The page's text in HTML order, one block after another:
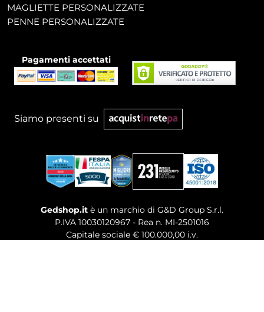
MAGLIETTE PERSONALIZZATE
PENNE PERSONALIZZATE
Pagamenti accettati
Siamo presenti su
Gedshop.it è un marchio di G&D Group S.r.l.
P.IVA 10030120967 - Rea n. MI-2501016
Capitale sociale € 100.000,00 i.v.